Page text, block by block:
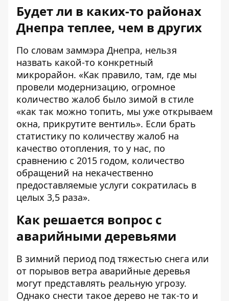
Будет ли в каких-то районах
Днепра теплее, чем в других
По словам заммэра Днепра, нельзя
назвать какой-то конкретный
микрорайон. «Как правило, там, где мы
провели модернизацию, огромное
количество жалоб было зимой в стиле
«как так можно топить, мы уже открываем
окна, прикрутите вентиль». Если брать
статистику по количеству жалоб на
качество отопления, то у нас, по
сравнению с 2015 годом, количество
обращений на некачественно
предоставляемые услуги сократилась в
целых 3,5 раза».
Как решается вопрос с
аварийными деревьями
В зимний период под тяжестью снега или
от порывов ветра аварийные деревья
могут представлять реальную угрозу.
Однако снести такое дерево не так-то и